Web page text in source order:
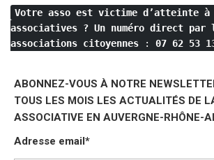
Votre asso est victime d’atteinte
associatives ? Un numéro direct
associations citoyennes : 07 62 53
ABONNEZ-VOUS À NOTRE
TOUS LES MOIS LES ACTUALITÉS DE
ASSOCIATIVE EN AUVERGNE-RHÔNE-
Adresse email*